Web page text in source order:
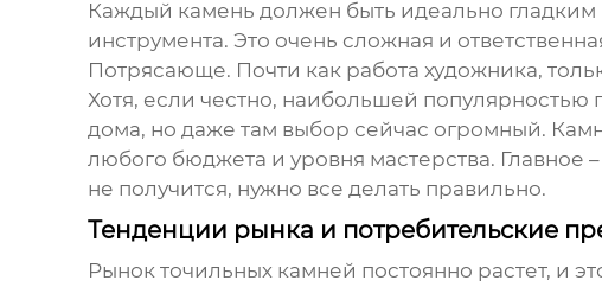
Каждый камень должен быть идеально гладким
инструмента. Это очень сложная и
Потрясающе. Почти как работа художника,
Хотя, если честно, наибольшей популярностью
дома, но даже там выбор сейчас огромный.
любого бюджета и уровня мастерства. Главное
не получится, нужно все делать правильно.
Тенденции рынка и потребительские
Рынок точильных камней постоянно растет, и